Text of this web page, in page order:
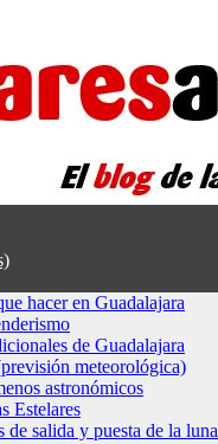
hacer en Guadalajara
de Guadalajara
meteorológica)
astronómicos
Estelares
de salida y puesta de la luna